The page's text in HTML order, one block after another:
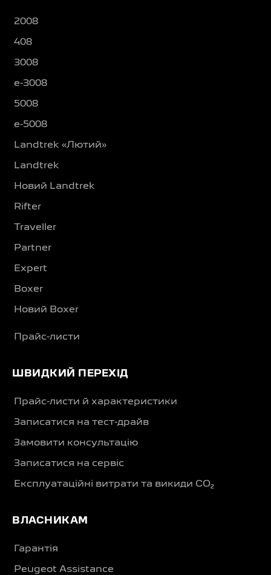
2008
408
3008
e-3008
5008
e-5008
Landtrek «Лютий»
Landtrek
Новий Landtrek
Rifter
Traveller
Partner
Expert
Boxer
Новий Boxer
Прайс-листи
ШВИДКИЙ ПЕРЕХІД
Прайс-листи й характеристики
Записатися на тест-драйв
Замовити консультацію
Записатися на сервіс
Експлуатаційні витрати та викиди CO₂
ВЛАСНИКАМ
Гарантія
Peugeot Assistance